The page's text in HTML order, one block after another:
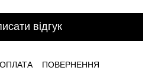
відгук
ОПЛАТА ПОВЕРНЕННЯ